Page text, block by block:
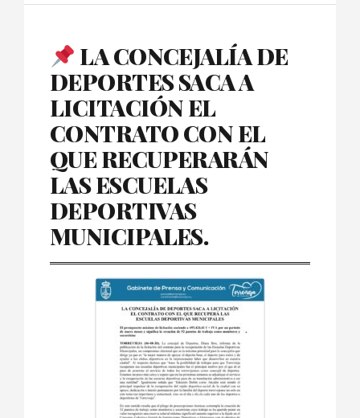
LA CONCEJALÍA DE
DEPORTES SACA A
LICITACIÓN EL
CONTRATO CON EL
QUE RECUPERARÁN
LAS ESCUELAS
DEPORTIVAS
MUNICIPALES.